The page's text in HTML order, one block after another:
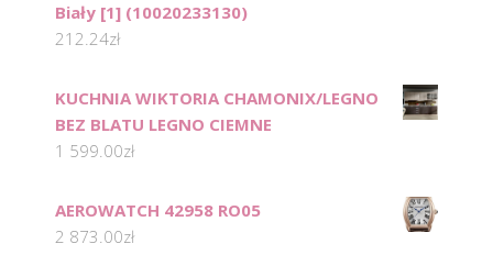
Biały [1] (10020233130)
212.24zł
KUCHNIA WIKTORIA CHAMONIX/LEGNO
BEZ BLATU LEGNO CIEMNE
1 599.00zł
AEROWATCH 42958 RO05
2 873.00zł